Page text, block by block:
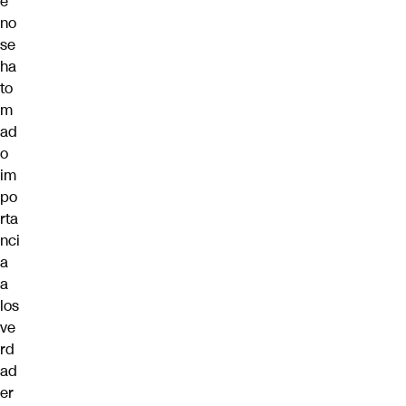
no
se
ha
to
m
ad
o
im
po
rta
nci
a
a
los
ve
rd
ad
er